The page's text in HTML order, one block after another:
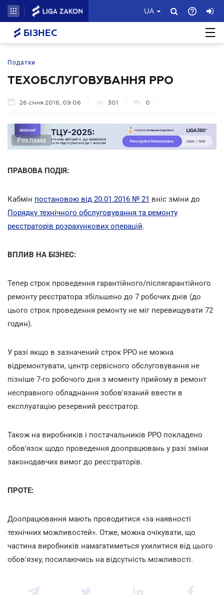
UA
БІЗНЕС
Податки
ТЕХОБСЛУГОВУВАННЯ РРО
26 січня 2016, 09:06 301 0
Реклама
ПРАВОВА ПОДІЯ:
Кабмін постановою від 20.01.2016 № 21 вніс зміни до
Порядку технічного обслуговування та ремонту
реєстраторів розрахункових операцій.
ВПЛИВ НА БІЗНЕС:
Тепер строк проведення гарантійного/післягарантійного
ремонту реєстратора збільшено до 7 робочих днів (до
цього строк проведення ремонту не міг перевищувати 72
годин).
У разі якщо в зазначений строк РРО не можна
відремонтувати, центр сервісного обслуговування не
пізніше 7-го робочого дня з моменту прийому в ремонт
несправного обладнання зобов'язаний ввести в
експлуатацію резервний реєстратор.
Також на виробників і постачальників РРО покладено
обов'язок щодо проведення доопрацювань у разі зміни
законодавчих вимог до реєстраторів.
ПРОТЕ:
Доопрацювання мають проводитися «за наявності
технічних можливостей». Отже, можна очікувати, що
частина виробників намагатиметься ухилитися від цього
обов'язку, посилаючись на відсутність можливості.